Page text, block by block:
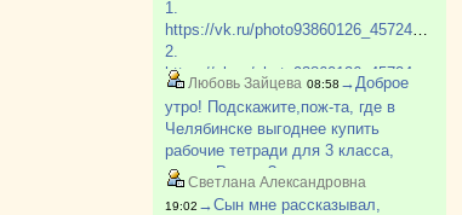
занимается. У него многие
закупают пособия. Могу поискат?
1.
https://vk.ru/photo93860126_457248860
2.
https://vk.ru/photo93860126_457248858
https://vk.ru/photo93860126_457248859
4.
https://vk.ru/photo93860126_457248861
5.
https://vk.ru/photo93860126_457248862
Любовь Зайцева 08:58 →Доброе
утро! Подскажите,пож-та, где в
Челябинске выгоднее купить
рабочие тетради для 3 класса,
школа России?
Светлана Александровна
19:02 →Сын мне рассказывал,